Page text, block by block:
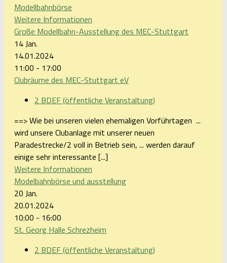
Modellbahnbörse
Weitere Informationen
Große Modellbahn-Ausstellung des MEC-Stuttgart
14 Jan.
14.01.2024
11:00 - 17:00
Clubräume des MEC-Stuttgart eV
2 BDEF (öffentliche Veranstaltung)
==> Wie bei unseren vielen ehemaligen Vorführtagen ...
wird unsere Clubanlage mit unserer neuen
Paradestrecke/2 voll in Betrieb sein, ... werden darauf
einige sehr interessante [...]
Weitere Informationen
Modelbahnbörse und ausstellung
20 Jan.
20.01.2024
10:00 - 16:00
St. Georg Halle Schrezheim
2 BDEF (öffentliche Veranstaltung)